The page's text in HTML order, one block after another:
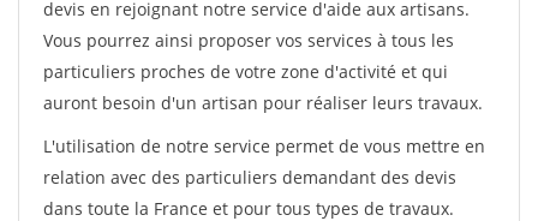
devis en rejoignant notre service d'aide aux artisans.
Vous pourrez ainsi proposer vos services à tous les
particuliers proches de votre zone d'activité et qui
auront besoin d'un artisan pour réaliser leurs travaux.
L'utilisation de notre service permet de vous mettre en
relation avec des particuliers demandant des devis
dans toute la France et pour tous types de travaux.